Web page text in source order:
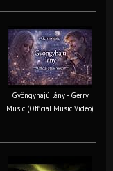
Gyöngyhajú lány - Gerry
Music (Official Music Video)